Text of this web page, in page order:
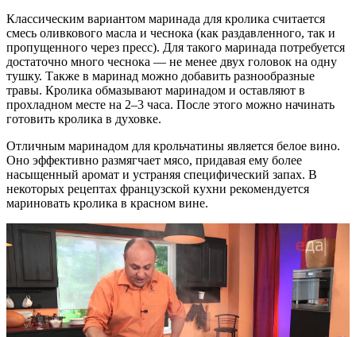
Классическим вариантом маринада для кролика считается
смесь оливкового масла и чеснока (как раздавленного, так и
пропущенного через пресс). Для такого маринада потребуется
достаточно много чеснока — не менее двух головок на одну
тушку. Также в маринад можно добавить разнообразные
травы. Кролика обмазывают маринадом и оставляют в
прохладном месте на 2–3 часа. После этого можно начинать
готовить кролика в духовке.
Отличным маринадом для крольчатины является белое вино.
Оно эффективно размягчает мясо, придавая ему более
насыщенный аромат и устраняя специфический запах. В
некоторых рецептах французской кухни рекомендуется
мариновать кролика в красном вине.